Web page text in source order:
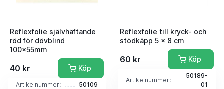
Reflexfolie självhäftande
röd för dövblind
100x55mm
40 kr Köp
Artikelnummer:
50109
Reflexfolie till kryck- och
stödkäpp 5 x 8 cm
60 kr Köp
Artikelnummer:
50189-
01